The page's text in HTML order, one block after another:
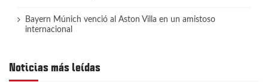
Bayern Múnich venció al Aston Villa en un amistoso
internacional
Noticias más leídas